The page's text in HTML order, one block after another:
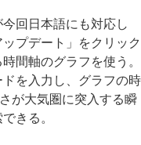
回日本語にも対応し
プデート」をクリック
間軸のグラフを使う。
を入力し、グラフの時
が大気圏に突入する瞬
きる。